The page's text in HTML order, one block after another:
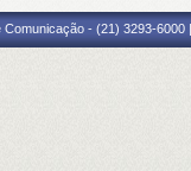
- (21) 3293-